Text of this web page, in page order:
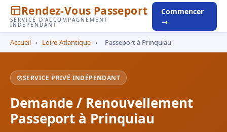
Rendez-Vous Passeport
SERVICE D'ACCOMPAGNEMENT
INDÉPENDANT
Commencer
→
Accueil › Loire-Atlantique › Passeport à Prinquiau
SERVICE PRIVÉ INDÉPENDANT
Demande / Renouvellement
Passeport à Prinquiau